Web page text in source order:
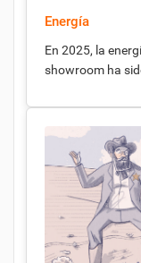
Energía
En 2025, la
showroom ha